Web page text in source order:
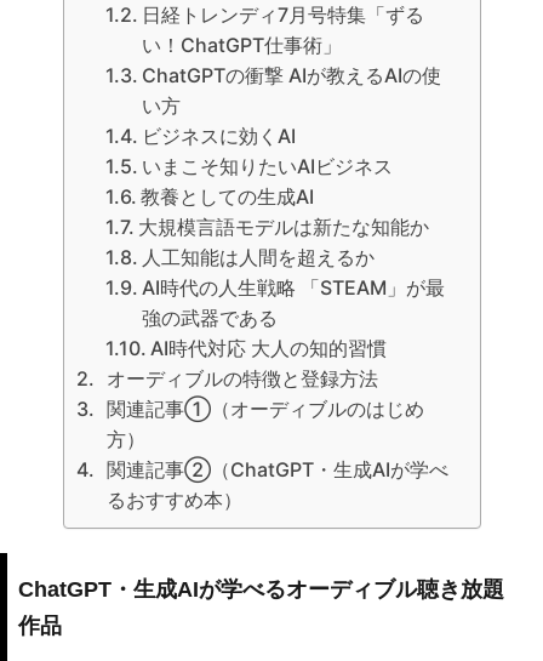
日経トレンディ7月号特集「ずる
い！ChatGPT仕事術」
ChatGPTの衝撃 AIが教えるAIの使
い方
ビジネスに効くAI
いまこそ知りたいAIビジネス
教養としての生成AI
大規模言語モデルは新たな知能か
人工知能は人間を超えるか
AI時代の人生戦略 「STEAM」が最
強の武器である
AI時代対応 大人の知的習慣
オーディブルの特徴と登録方法
関連記事①（オーディブルのはじめ
方）
関連記事②（ChatGPT・生成AIが学べ
るおすすめ本）
ChatGPT・生成AIが学べるオーディブル聴き放題
作品